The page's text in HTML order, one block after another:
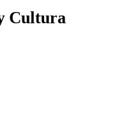
Cultura